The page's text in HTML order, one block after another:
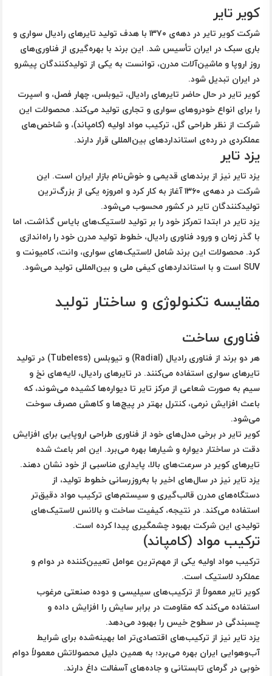
کویر تایر
شرکت کویر تایر در دهه‌ی ۱۳۷۰ با هدف تولید تایرهای رادیال سواری و
باری سبک در ایران تأسیس شد. این برند با بهره‌گیری از فناوری‌های
روز اروپا و ماشین‌آلات مدرن، توانست به یکی از تولیدکنندگان پیشرو
در ایران تبدیل شود.
کویر تایر در حال حاضر تایرهای رادیال، تیوبلس، چهار فصل، و اسپرت
را برای انواع خودروهای سواری و تجاری تولید می‌کند. محصولات این
شرکت از نظر طراحی گل، ترکیب مواد اولیه (کامپاند)، و شاخص‌های
عملکردی در رده‌ی استانداردهای بین‌المللی قرار دارند.
یزد تایر
یزد تایر نیز از برندهای قدیمی و خوش‌نام بازار ایران است. این
شرکت در دهه‌ی ۱۳۶۰ آغاز به کار کرد و امروزه یکی از بزرگ‌ترین
تولیدکنندگان تایر در کشور محسوب می‌شود.
یزد تایر در ابتدا تمرکز خود را بر تولید لاستیک‌های بایاس گذاشت، اما
با گذر زمان و ورود فناوری رادیال، خطوط تولید مدرن خود را راه‌اندازی
کرد. محصولات این برند شامل لاستیک‌های سواری، وانت، کامیونت و
SUV است و با استانداردهای کیفی ملی و بین‌المللی تولید می‌شود.
مقایسه تکنولوژی و ساختار تولید
فناوری ساخت
هر دو برند از فناوری رادیال (Radial) و تیوبلس (Tubeless)
در تولید
تایرهای سواری استفاده می‌کنند. در تایرهای رادیال، لایه‌های نخ و
سیم به صورت شعاعی از مرکز تایر تا دیواره‌ها کشیده می‌شوند، که
باعث افزایش نرمی، کنترل بهتر در پیچ‌ها و کاهش مصرف سوخت
می‌شود.
کویر تایر در برخی مدل‌های خود از فناوری طراحی اروپایی برای افزایش
دقت در ساختار دیواره و شیارها بهره می‌برد. این امر باعث شده
تایرهای کویر در سرعت‌های بالا، پایداری مناسبی از خود نشان دهند.
یزد تایر نیز در سال‌های اخیر با به‌روزرسانی خطوط تولید، از
دستگاه‌های مدرن قالب‌گیری و سیستم‌های ترکیب مواد دقیق‌تر
استفاده می‌کند. در نتیجه، کیفیت ساخت و بالانس لاستیک‌های
تولیدی این شرکت بهبود چشمگیری پیدا کرده است.
ترکیب مواد (کامپاند)
ترکیب مواد اولیه یکی از مهم‌ترین عوامل تعیین‌کننده در دوام و
عملکرد لاستیک است.
کویر تایر معمولاً از ترکیب‌های سیلیسی و دوده صنعتی مرغوب
استفاده می‌کند که مقاومت در برابر سایش را افزایش داده و
چسبندگی در سطوح خیس را بهبود می‌دهد.
یزد تایر نیز از ترکیب‌های اقتصادی‌تر اما بهینه‌شده برای شرایط
آب‌وهوایی ایران بهره می‌برد؛ به همین دلیل محصولاتش معمولاً دوام
خوبی در گرمای تابستانی و جاده‌های آسفالت داغ دارند.